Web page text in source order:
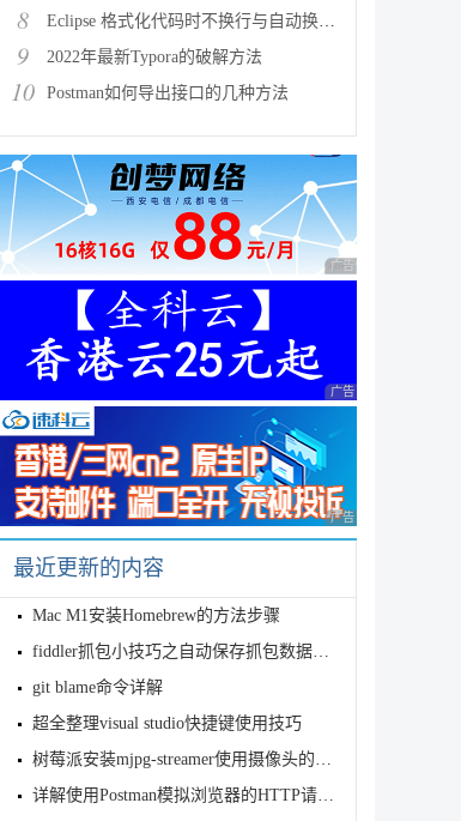
8 Eclipse 格式化代码时不换行与自动换行的实现方法
9 2022年最新Typora的破解方法
10 Postman如何导出接口的几种方法
广告 商业广告，理性
广告 商业广告，理性
广告 商业广告，理性
最近更新的内容
Mac M1安装Homebrew的方法步骤
fiddler抓包小技巧之自动保存抓包数据的实现方法分析【可根据需求过滤】
git blame命令详解
超全整理visual studio快捷键使用技巧
树莓派安装mjpg-streamer使用摄像头的方法
详解使用Postman模拟浏览器的HTTP请求并获取返回数据